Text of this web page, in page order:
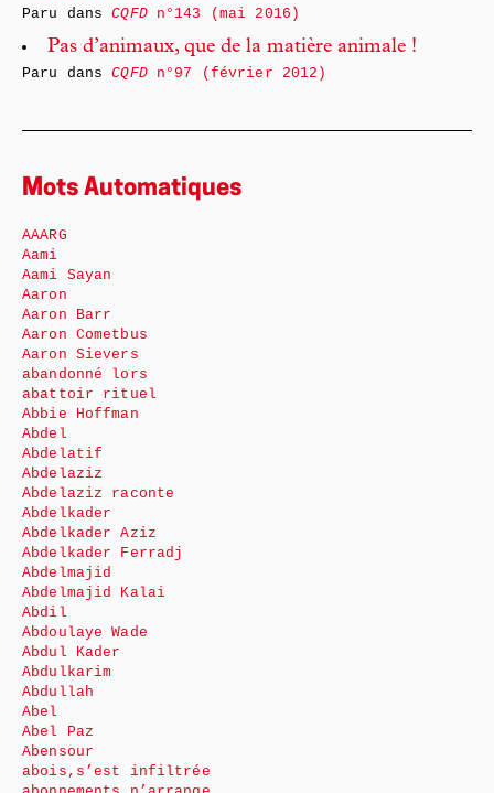
Paru dansCQFDn°143 (mai 2016)
Pas d’animaux, que de la matière animale !
Paru dansCQFDn°97 (février 2012)
Mots Automatiques
AAARG
Aami
Aami Sayan
Aaron
Aaron Barr
Aaron Cometbus
Aaron Sievers
abandonné lors
abattoir rituel
Abbie Hoffman
Abdel
Abdelatif
Abdelaziz
Abdelaziz raconte
Abdelkader
Abdelkader Aziz
Abdelkader Ferradj
Abdelmajid
Abdelmajid Kalai
Abdil
Abdoulaye Wade
Abdul Kader
Abdulkarim
Abdullah
Abel
Abel Paz
Abensour
abois,s’est infiltrée